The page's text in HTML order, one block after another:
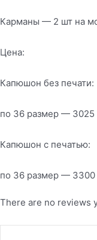
Карманы — 2 шт на
Цена:
Капюшон без печати:
по 36 размер — 3025
Капюшон с печатью:
по 36 размер — 3300
There are no reviews